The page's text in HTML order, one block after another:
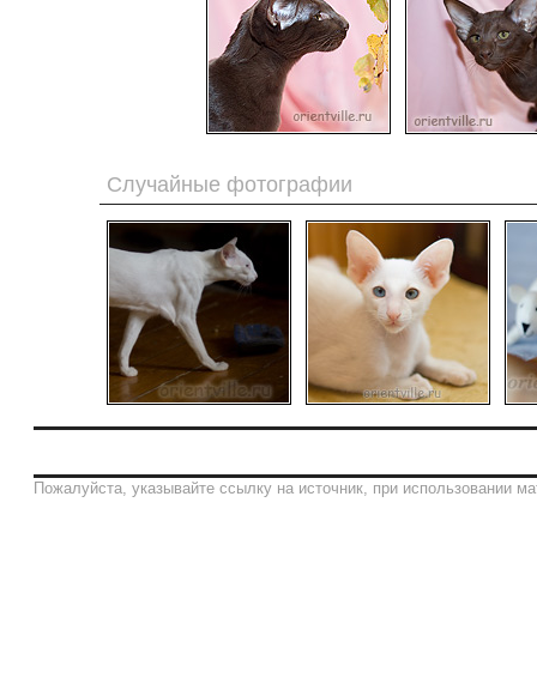
Случайные фотографии
Пожалуйста, указывайте ссылку на источник, при использовании